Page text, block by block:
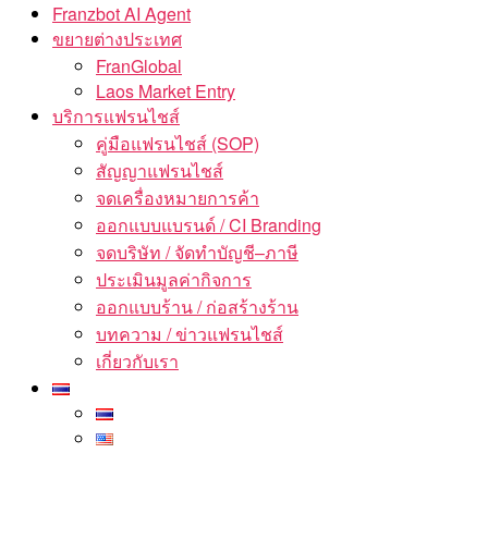
Franzbot AI Agent
ขยายต่างประเทศ
FranGlobal
Laos Market Entry
บริการแฟรนไชส์
คู่มือแฟรนไชส์ (SOP)
สัญญาแฟรนไชส์
จดเครื่องหมายการค้า
ออกแบบแบรนด์ / CI Branding
จดบริษัท / จัดทำบัญชี–ภาษี
ประเมินมูลค่ากิจการ
ออกแบบร้าน / ก่อสร้างร้าน
บทความ / ข่าวแฟรนไชส์
เกี่ยวกับเรา